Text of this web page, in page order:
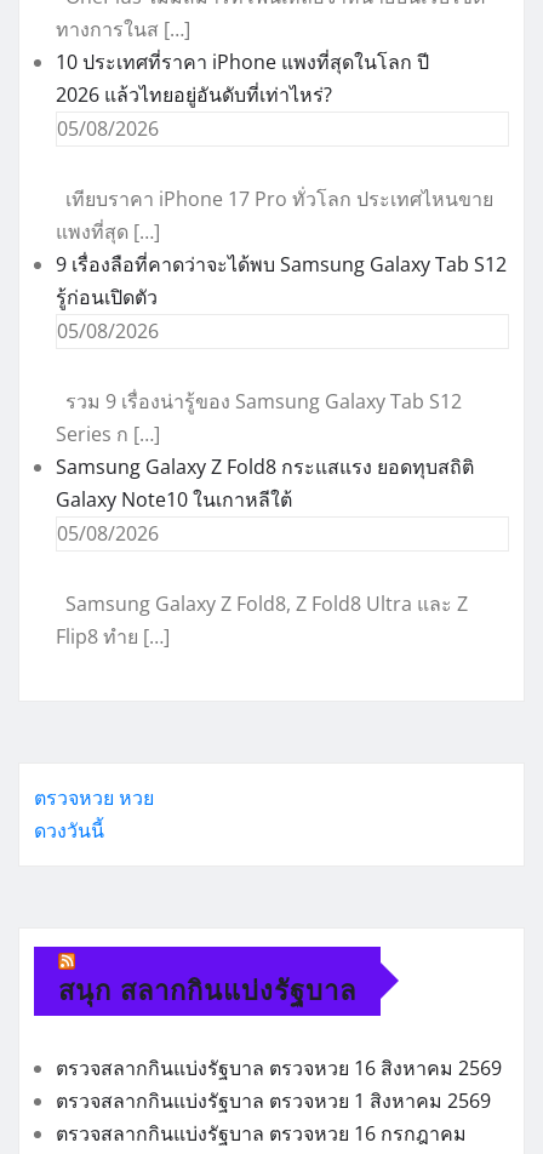
ทางการในส […]
10 ประเทศที่ราคา iPhone แพงที่สุดในโลก ปี
2026 แล้วไทยอยู่อันดับที่เท่าไหร่?
05/08/2026
เทียบราคา iPhone 17 Pro ทั่วโลก ประเทศไหนขาย
แพงที่สุด […]
9 เรื่องลือที่คาดว่าจะได้พบ Samsung Galaxy Tab S12
รู้ก่อนเปิดตัว
05/08/2026
รวม 9 เรื่องน่ารู้ของ Samsung Galaxy Tab S12
Series ก […]
Samsung Galaxy Z Fold8 กระแสแรง ยอดทุบสถิติ
Galaxy Note10 ในเกาหลีใต้
05/08/2026
Samsung Galaxy Z Fold8, Z Fold8 Ultra และ Z
Flip8 ทำย […]
ตรวจหวย หวย
ดวงวันนี้
สนุก สลากกินแบ่งรัฐบาล
ตรวจสลากกินแบ่งรัฐบาล ตรวจหวย 16 สิงหาคม 2569
ตรวจสลากกินแบ่งรัฐบาล ตรวจหวย 1 สิงหาคม 2569
ตรวจสลากกินแบ่งรัฐบาล ตรวจหวย 16 กรกฎาคม